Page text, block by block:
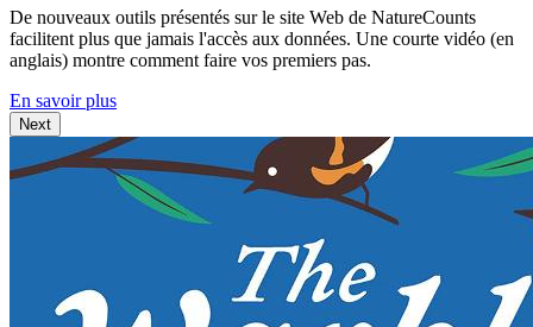
De nouveaux outils présentés sur le site Web de NatureCounts
facilitent plus que jamais l'accès aux données. Une courte vidéo (en
anglais) montre comment faire vos premiers pas.
En savoir plus
Next